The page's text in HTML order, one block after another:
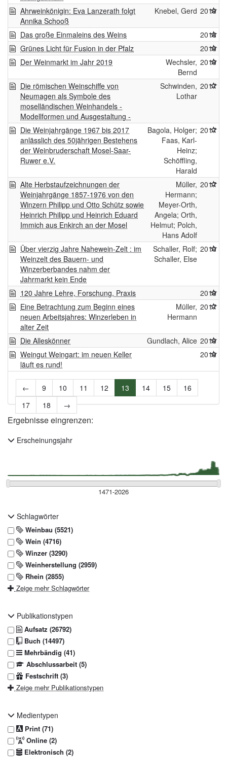
Ahrweinkönigin: Eva Lanzerath folgt
Annika Schooß
Knebel, Gerd 2019
Das große Einmaleins des Weins
2018
Grünes Licht für Fusion in der Pfalz
2019
Der Weinmarkt im Jahr 2019
Wechsler,
Bernd
2019
Die römischen Weinschiffe von
Neumagen als Symbole des
moselländischen Weinhandels -
Modellformen und Ausgestaltung -
Schwinden,
Lothar
2017
Die Weinjahrgänge 1967 bis 2017
anlässlich des 50jährigen Bestehens
der Weinbruderschaft Mosel-Saar-
Ruwer e.V.
Bagola, Holger;
Faas, Karl-
Heinz;
Schöffling,
Harald
2017
Alte Herbstaufzeichnungen der
Weinjahrgänge 1857-1976 von den
Winzern Philipp und Otto Schütz sowie
Heinrich Philipp und Heinrich Eduard
Immich aus Enkirch an der Mosel
Müller,
Hermann;
Meyer-Orth,
Angela; Orth,
Helmut; Polch,
Hans Adolf
2017
Über vierzig Jahre Nahewein-Zelt : im
Weinzelt des Bauern- und
Winzerberbandes nahm der
Jahrmarkt kein Ende
Schaller, Rolf;
Schaller, Else
2010
120 Jahre Lehre, Forschung, Praxis
2019
Eine Betrachtung zum Beginn eines
neuen Arbeitsjahres: Winzerleben in
alter Zeit
Müller,
Hermann
2017
Die Alleskönner Gundlach, Alice 2019
Weingut Weingart: im neuen Keller
läuft es rund!
2019
← 9 10 11 12 13 14 15
16
17
18 →
Ergebnisse eingrenzen:
Erscheinungsjahr
Schlagwörter
Weinbau (5521)
Wein (4716)
Winzer (3290)
Weinherstellung (2959)
Rhein (2855)
Zeige mehr Schlagwörter
Publikationstypen
Aufsatz (26792)
Buch (14497)
Mehrbändig (41)
Abschlussarbeit (5)
Festschrift (3)
Zeige mehr Publikationstypen
Medientypen
Print (71)
Online (2)
Elektronisch (2)